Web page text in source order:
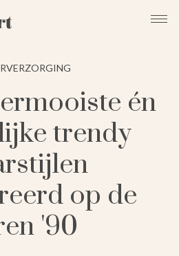
én
trendy
op de
'90